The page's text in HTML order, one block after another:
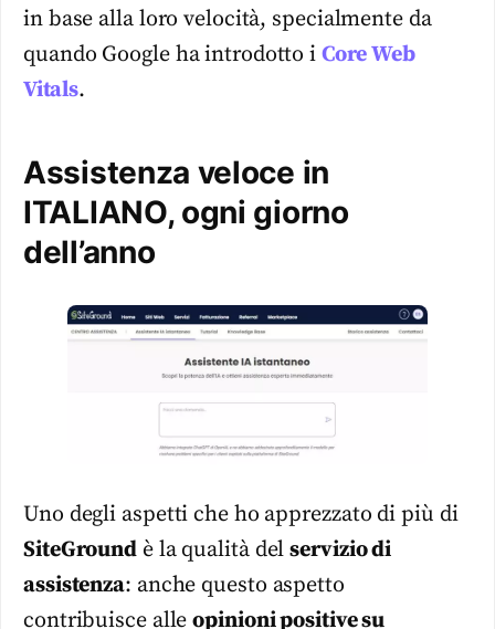
in base alla loro velocità, specialmente da
quando Google ha introdotto i Core Web
Vitals.
Assistenza veloce in
ITALIANO, ogni giorno
dell’anno
Uno degli aspetti che ho apprezzato di più di
SiteGround è la qualità delservizio di
assistenza: anche questo aspetto
contribuisce alleopinioni positive su